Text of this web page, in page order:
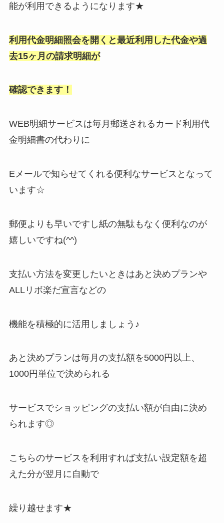
能が利用できるようになります★
利用代金明細照会を開くと最近利用した代金や過
去15ヶ月の請求明細が
確認できます！
WEB明細サービスは毎月郵送されるカード利用代
金明細書の代わりに
Eメールで知らせてくれる便利なサービスとなって
います☆
郵便よりも早いですし紙の無駄もなく便利なのが
嬉しいですね(^^)
支払い方法を変更したいときはあと決めプランや
ALLリボ楽だ宣言などの
機能を積極的に活用しましょう♪
あと決めプランは毎月の支払額を5000円以上、
1000円単位で決められる
サービスでショッピングの支払い額が自由に決め
られます◎
こちらのサービスを利用すれば支払い設定額を超
えた分が翌月に自動で
繰り越せます★